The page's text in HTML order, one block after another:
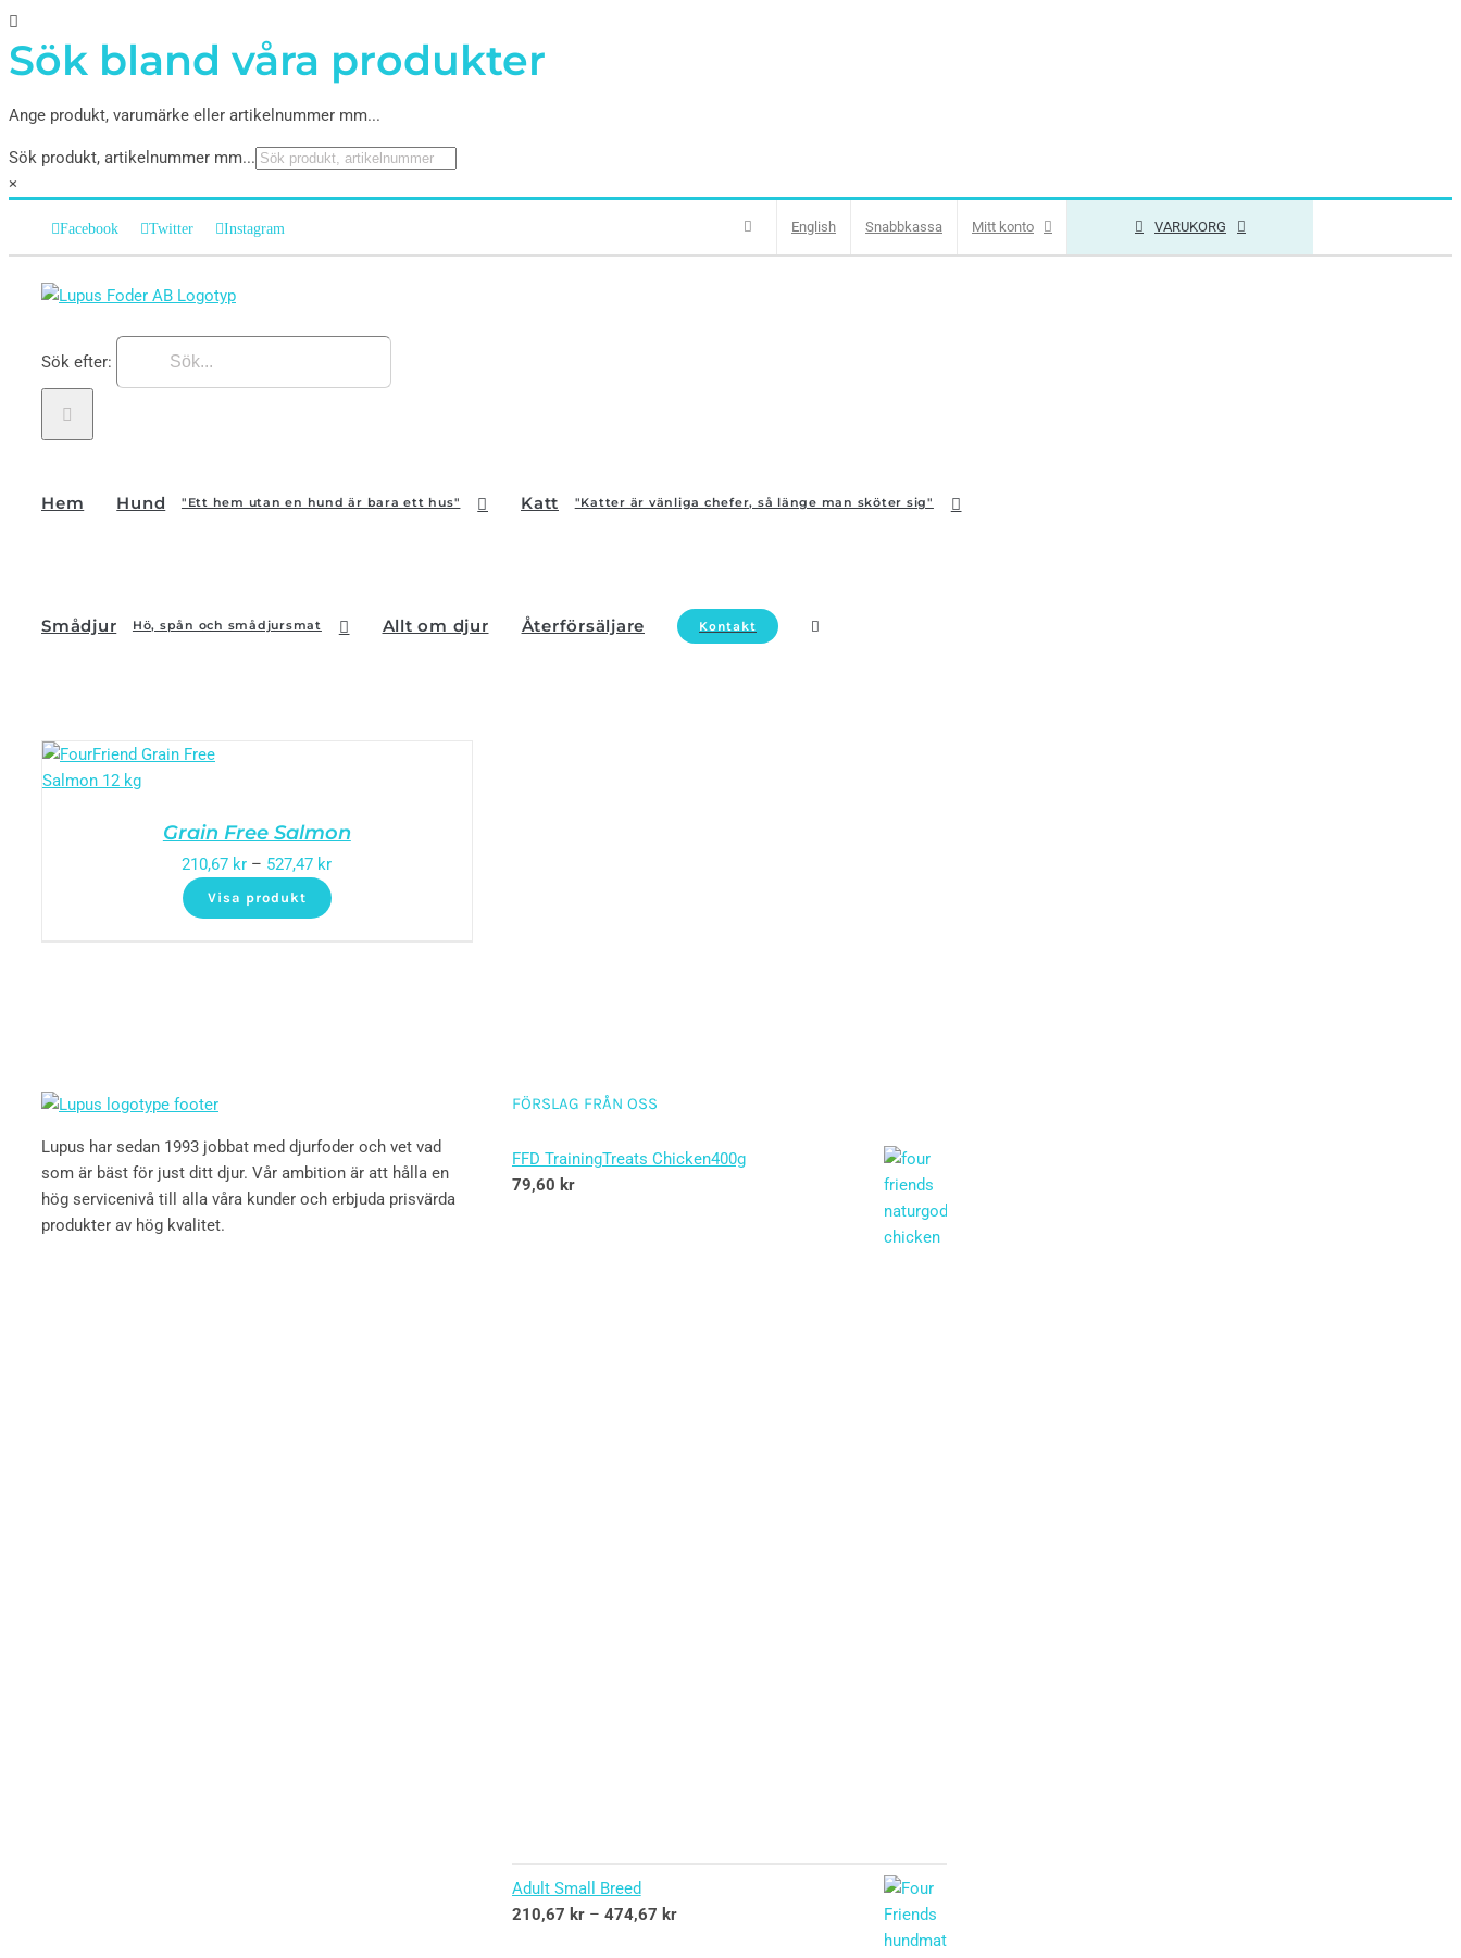
Sök bland våra produkter
Ange produkt, varumärke eller artikelnummer mm...
Sök produkt, artikelnummer mm...
×
Facebook Twitter Instagram English Snabbkassa Mitt konto VARUKORG
Sök efter:
Hem Hund "Ett hem utan en hund är bara ett hus" Katt "Katter är vänliga chefer, så länge man sköter sig"
Smådjur Hö, spån och smådjursmat Allt om djur Återförsäljare Kontakt
Grain Free Salmon
210,67 kr – 527,47 kr
Visa produkt
Lupus har sedan 1993 jobbat med djurfoder och vet vad
som är bäst för just ditt djur. Vår ambition är att hålla en
hög servicenivå till alla våra kunder och erbjuda prisvärda
produkter av hög kvalitet.
FÖRSLAG FRÅN OSS
FFD TrainingTreats Chicken400g
79,60 kr
Adult Small Breed
210,67 kr– 474,67 kr